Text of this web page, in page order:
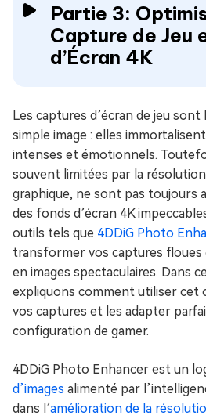
Partie 3:
Capture de Jeu
d’Écran 4K
Les captures d’écran de jeu sont
simple image : elles
intenses et émotionnels.
souvent limitées par la
graphique, ne sont pas toujours
des fonds d’écran 4K
outils tels que 4DDiG Photo
transformer vos captures floues
en images spectaculaires. Dans
expliquons comment utiliser cet
vos captures et les adapter
configuration de gamer.
4DDiG Photo Enhancer est un
d’images alimenté par
dans l’amélioration de la